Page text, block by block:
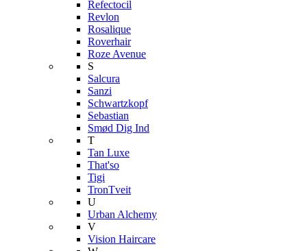
Refectocil
Revlon
Rosalique
Roverhair
Roze Avenue
S
Salcura
Sanzi
Schwartzkopf
Sebastian
Smød Dig Ind
T
Tan Luxe
That'so
Tigi
TronTveit
U
Urban Alchemy
V
Vision Haircare